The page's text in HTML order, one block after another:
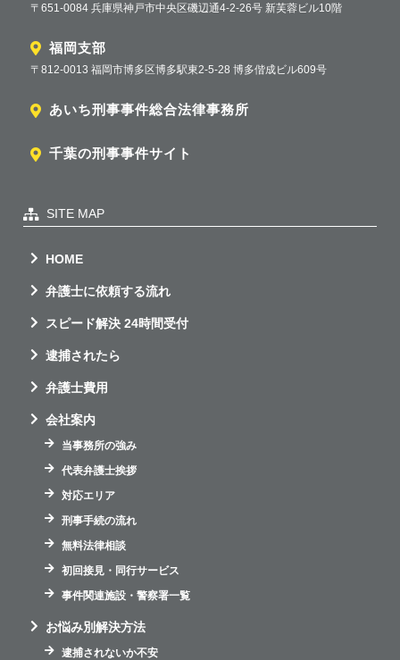
〒651-0084 兵庫県神戸市中央区磯辺通4-2-26号 新芙蓉ビル10階
福岡支部
〒812-0013 福岡市博多区博多駅東2-5-28 博多偕成ビル609号
あいち刑事事件総合法律事務所
千葉の刑事事件サイト
SITE MAP
HOME
弁護士に依頼する流れ
スピード解決 24時間受付
逮捕されたら
弁護士費用
会社案内
当事務所の強み
代表弁護士挨拶
対応エリア
刑事手続の流れ
無料法律相談
初回接見・同行サービス
事件関連施設・警察署一覧
お悩み別解決方法
逮捕されないか不安